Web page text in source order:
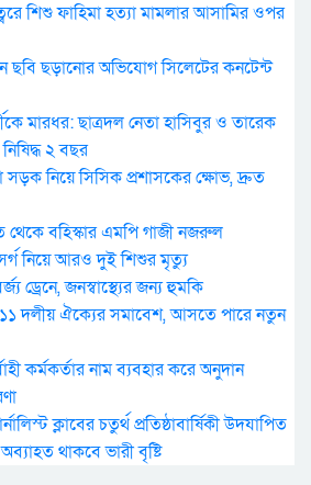
শিশু ফাহিমা হত্যা মামলার আসামির ওপর
ছবি ছড়ানোর অভিযোগ সিলেটের কনটেন্ট
মারধর: ছাত্রদল নেতা হাসিবুর ও তারেক
২ বছর
সড়ক নিয়ে সিসিক প্রশাসকের ক্ষোভ, দ্রুত
থেকে বহিস্কার এমপি গাজী নজরুল
নিয়ে আরও দুই শিশুর মৃত্যু
ড্রেনে, জনস্বাস্থ্যের জন্য হুমকি
দলীয় ঐক্যের সমাবেশ, আসতে পারে নতুন
কর্মকর্তার নাম ব্যবহার করে অনুদান
ক্লাবের চতুর্থ প্রতিষ্ঠাবার্ষিকী উদযাপিত
থাকবে ভারী বৃষ্টি